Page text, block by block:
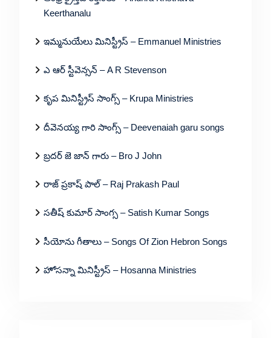
Keerthanalu
ఇమ్మనుయేలు మినిస్ట్రీస్ – Emmanuel Ministries
ఎ ఆర్ స్టీవెన్సన్ – A R Stevenson
కృప మినిస్ట్రీస్ సాంగ్స్ – Krupa Ministries
దీవెనయ్య గారి సాంగ్స్ – Deevenaiah garu songs
బ్రదర్ జె జాన్ గారు – Bro J John
రాజ్ ప్రకాష్ పాల్ – Raj Prakash Paul
సతీష్ కుమార్ సాంగ్స – Satish Kumar Songs
సీయోను గీతాలు – Songs Of Zion Hebron Songs
హోసన్నా మినిస్ట్రీస్ – Hosanna Ministries